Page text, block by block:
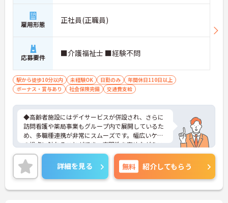
雇用形態 正社員(正職員)
応募要件 ■介護福祉士 ■経験不問
駅から徒歩10分以内 未経験OK 日勤のみ
年間休日110日以上
ボーナス・賞与あり
社会保険完備 交通費支給
◆高齢者施設にはデイサービスが併設され、さらに
訪問看護や薬局事業もグループ内で展開しているた
め、多職種連携が非常にスムーズです。幅広いケア
の視点に触れることができ、専門性を高めながらス
キルアップできる土壌があります。
◆半年に1回の人事評価・面談で昇給や昇進のチャ
ンスがしっかり用意されています。また、マネジメ
ント職への挑戦も歓迎♪入社後に経験を積みなが
ら、施設長、ブロック長、本部職員など、自分の適
詳細を見る 無料 紹介してもらう